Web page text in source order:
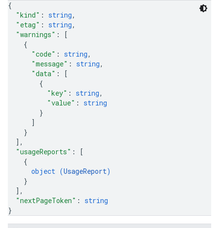
{
"kind" : string,
"etag" : string,
"warnings" :
[
{
"code" : string,
"message" : string,
"data" :
[
{
"key" : string,
"value" : string
}
]
}
] ,
"usageReports" :
[
{
object (UsageReport)
}
] ,
"nextPageToken" : string
}